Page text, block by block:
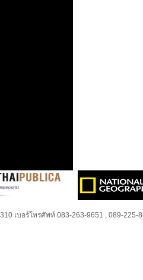
เบอร์โทรศัพท์ 083-263-9651 , 089-225-